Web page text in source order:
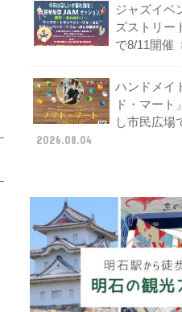
ジャズイベ
ズストリー
で8/11開催
ハンドメイ
ド・マート
し市民広場
2026.08.04